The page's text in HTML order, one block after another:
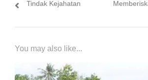
Tindak Kejahatan
You may also like...